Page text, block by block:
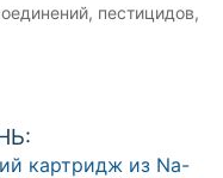
пестицидов,
картридж из Na-